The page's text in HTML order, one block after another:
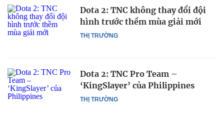
THỊ TRƯỜNG
Dota 2: TNC không thay đổi đội
hình trước thềm mùa giải mới
THỊ TRƯỜNG
Dota 2: TNC Pro Team –
‘KingSlayer’ của Philippines